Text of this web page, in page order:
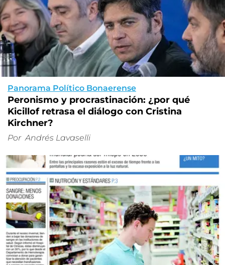
Panorama Político Bonaerense
Peronismo y procrastinación: ¿por qué
Kicillof retrasa el diálogo con Cristina
Kirchner?
Por Andrés Lavaselli